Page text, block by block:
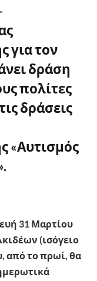
για τον
δράση
πολίτες
δράσεις
«Αυτισμός
31 Μαρτίου
(ισόγειο
από το πρωί, θα